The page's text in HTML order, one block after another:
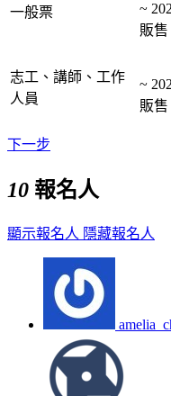
一般票 ~
販售
志工、講師、工作
人員
~
販售
下一步
10 報名人
顯示報名人 隱藏報名人